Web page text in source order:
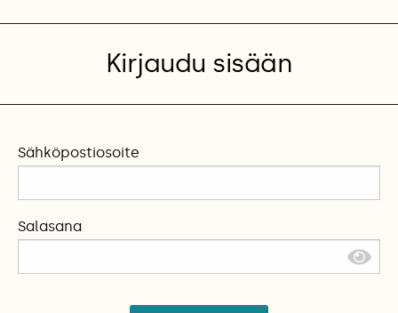
Kirjaudu sisään
Sähköpostiosoite
Salasana